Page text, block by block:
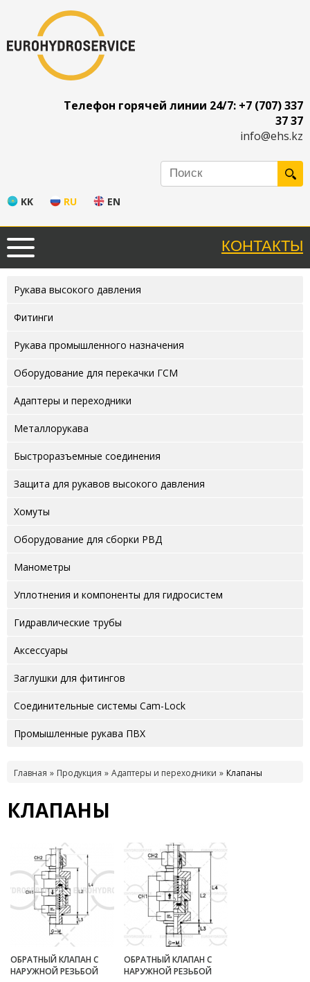
Телефон горячей линии 24/7: +7 (707) 337
37 37
info@ehs.kz
KK RU EN
КОНТАКТЫ
Рукава высокого давления
Фитинги
Рукава промышленного назначения
Оборудование для перекачки ГСМ
Адаптеры и переходники
Металлорукава
Быстроразъемные соединения
Защита для рукавов высокого давления
Хомуты
Оборудование для сборки РВД
Манометры
Уплотнения и компоненты для гидросистем
Гидравлические трубы
Аксессуары
Заглушки для фитингов
Соединительные системы Cam-Lock
Промышленные рукава ПВХ
Главная Продукция Адаптеры и переходники Клапаны
КЛАПАНЫ
ОБРАТНЫЙ КЛАПАН С
НАРУЖНОЙ РЕЗЬБОЙ
ОБРАТНЫЙ КЛАПАН С
НАРУЖНОЙ РЕЗЬБОЙ